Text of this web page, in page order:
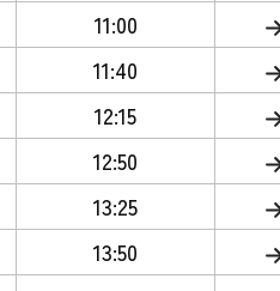
11:00
11:40
12:15
12:50
13:25
13:50